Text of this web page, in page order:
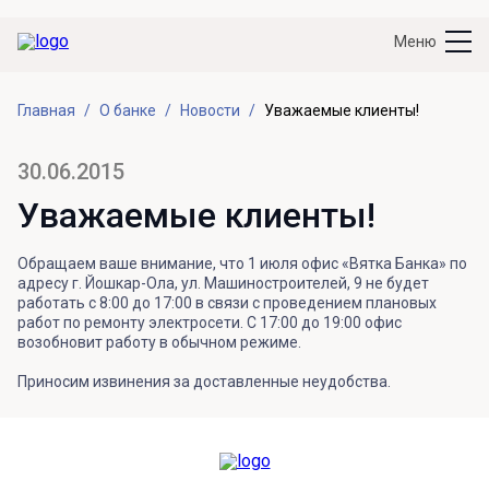
Меню
Главная О банке Новости Уважаемые клиенты!
30.06.2015
Уважаемые клиенты!
Обращаем ваше внимание, что 1 июля офис «Вятка Банка» по
адресу г. Йошкар-Ола, ул. Машиностроителей, 9 не будет
работать с 8:00 до 17:00 в связи с проведением плановых
работ по ремонту электросети. С 17:00 до 19:00 офис
возобновит работу в обычном режиме.
Приносим извинения за доставленные неудобства.